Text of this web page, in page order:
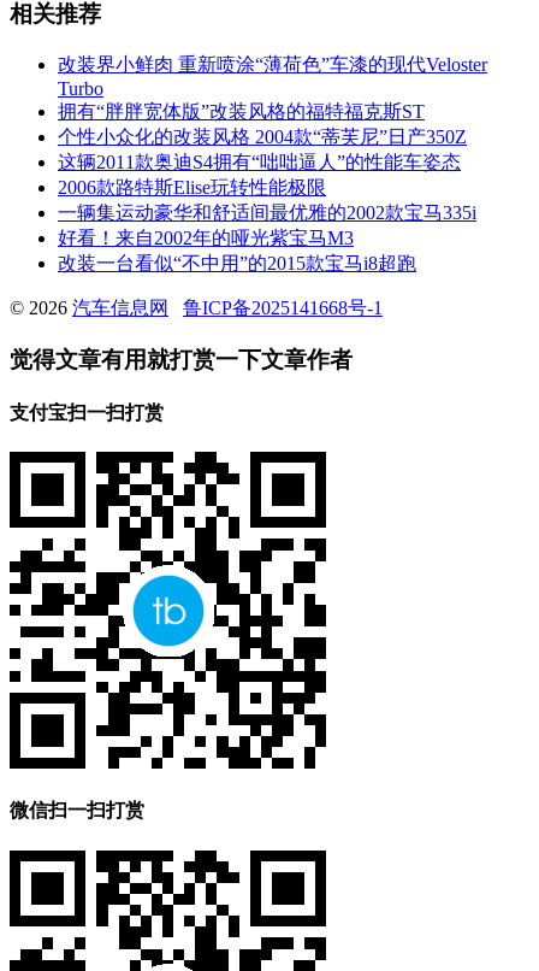
相关推荐
改装界小鲜肉 重新喷涂“薄荷色”车漆的现代Veloster
Turbo
拥有“胖胖宽体版”改装风格的福特福克斯ST
个性小众化的改装风格 2004款“蒂芙尼”日产350Z
这辆2011款奥迪S4拥有“咄咄逼人”的性能车姿态
2006款路特斯Elise玩转性能极限
一辆集运动豪华和舒适间最优雅的2002款宝马335i
好看！来自2002年的哑光紫宝马M3
改装一台看似“不中用”的2015款宝马i8超跑
© 2026 汽车信息网 鲁ICP备2025141668号-1
觉得文章有用就打赏一下文章作者
支付宝扫一扫打赏
微信扫一扫打赏